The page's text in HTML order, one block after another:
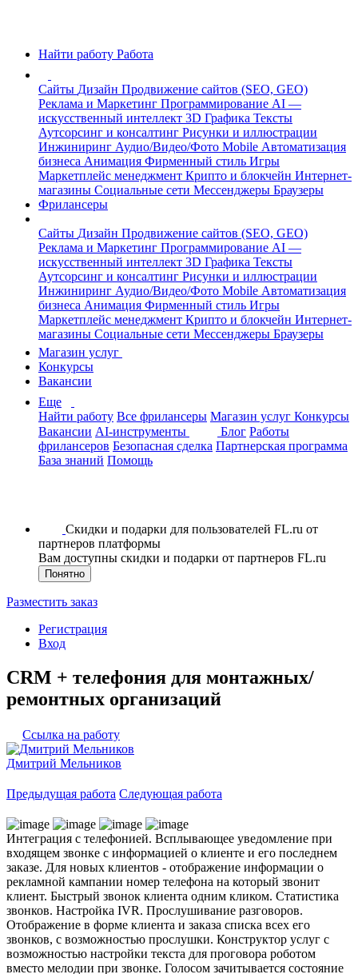
Найти работу Работа
Сайты Дизайн Продвижение сайтов (SEO, GEO)
Реклама и Маркетинг Программирование AI —
искусственный интеллект 3D Графика Тексты
Аутсорсинг и консалтинг Рисунки и иллюстрации
Инжиниринг Аудио/Видео/Фото Mobile Автоматизация
бизнеса Анимация Фирменный стиль Игры
Маркетплейс менеджмент Крипто и блокчейн Интернет-
магазины Социальные сети Мессенджеры Браузеры
Фрилансеры
Сайты Дизайн Продвижение сайтов (SEO, GEO)
Реклама и Маркетинг Программирование AI —
искусственный интеллект 3D Графика Тексты
Аутсорсинг и консалтинг Рисунки и иллюстрации
Инжиниринг Аудио/Видео/Фото Mobile Автоматизация
бизнеса Анимация Фирменный стиль Игры
Маркетплейс менеджмент Крипто и блокчейн Интернет-
магазины Социальные сети Мессенджеры Браузеры
Магазин услуг
Конкурсы
Вакансии
Еще
Найти работу Все фрилансеры Магазин услуг Конкурсы
Вакансии AI-инструменты Блог Работы
фрилансеров Безопасная сделка Партнерская программа
База знаний Помощь
Скидки и подарки для пользователей FL.ru от
партнеров платформы
Вам доступны скидки и подарки от партнеров FL.ru
Понятно
Разместить заказ
Регистрация
Вход
CRM + телефония для монтажных/
ремонтных организаций
Ссылка на работу
Дмитрий Мельников
Предыдущая работа Следующая работа
Интеграция с телефонией. Всплывающее уведомление при
входящем звонке с информацией о клиенте и его последнем
заказе. Для новых клиентов - отображение информации о
рекламной кампании номер телефона на который звонит
клиент. Быстрый звонок клиента одним кликом. Статистика
звонков. Настройка IVR. Прослушивание разговоров.
Отображение в форме клиента и заказа списка всех его
звонков, с возможностью прослушки. Конструктор услуг с
возможностью настройки текста для проговора роботом
вместо мелодии при звонке. Голосом зачитывается состояние